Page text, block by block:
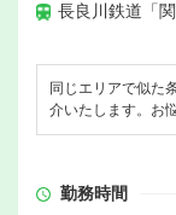
長良川鉄道「
同じエリアで似た
介いたします。お
勤務時間